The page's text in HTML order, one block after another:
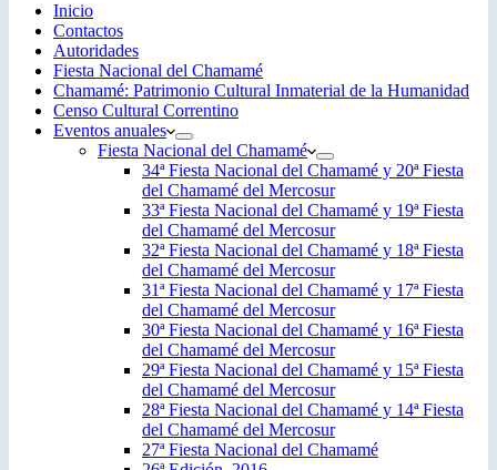
Inicio
Contactos
Autoridades
Fiesta Nacional del Chamamé
Chamamé: Patrimonio Cultural Inmaterial de la Humanidad
Censo Cultural Correntino
Eventos anuales
Fiesta Nacional del Chamamé
34ª Fiesta Nacional del Chamamé y 20ª Fiesta
del Chamamé del Mercosur
33ª Fiesta Nacional del Chamamé y 19ª Fiesta
del Chamamé del Mercosur
32ª Fiesta Nacional del Chamamé y 18ª Fiesta
del Chamamé del Mercosur
31ª Fiesta Nacional del Chamamé y 17ª Fiesta
del Chamamé del Mercosur
30ª Fiesta Nacional del Chamamé y 16ª Fiesta
del Chamamé del Mercosur
29ª Fiesta Nacional del Chamamé y 15ª Fiesta
del Chamamé del Mercosur
28ª Fiesta Nacional del Chamamé y 14ª Fiesta
del Chamamé del Mercosur
27ª Fiesta Nacional del Chamamé